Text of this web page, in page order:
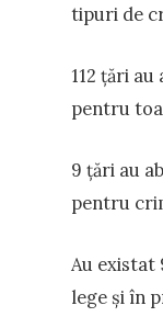
tipuri de
112 țări
pentru
9 țări au
pentru
Au existat
lege și în